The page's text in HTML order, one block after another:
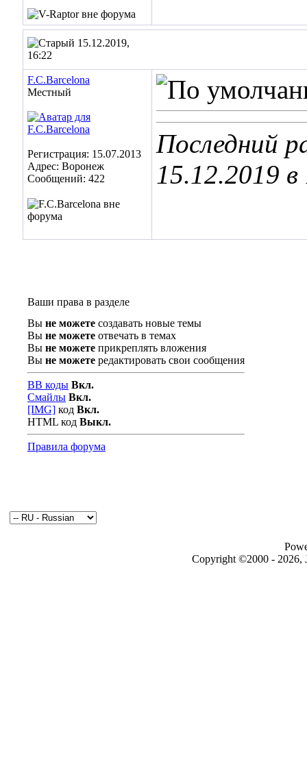
15.12.2019,
16:22
F.C.Barcelona
Местный
Регистрация: 15.07.2013
Адрес: Воронеж
Сообщений: 422
Последний
15.12.2019 в
Ваши права в разделе
Вы не можете создавать новые темы
Вы не можете отвечать в темах
Вы не можете прикреплять вложения
Вы не можете редактировать свои сообщения
BB коды Вкл.
Смайлы Вкл.
[IMG] код Вкл.
HTML код Выкл.
Правила форума
Copyright ©2000 - 2026,